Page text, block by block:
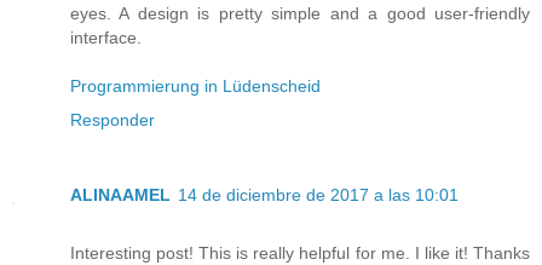
eyes. A design is pretty simple and a good user-friendly
interface.
Programmierung in Lüdenscheid
Responder
ALINAAMEL 14 de diciembre de 2017 a las 10:01
Interesting post! This is really helpful for me. I like it! Thanks